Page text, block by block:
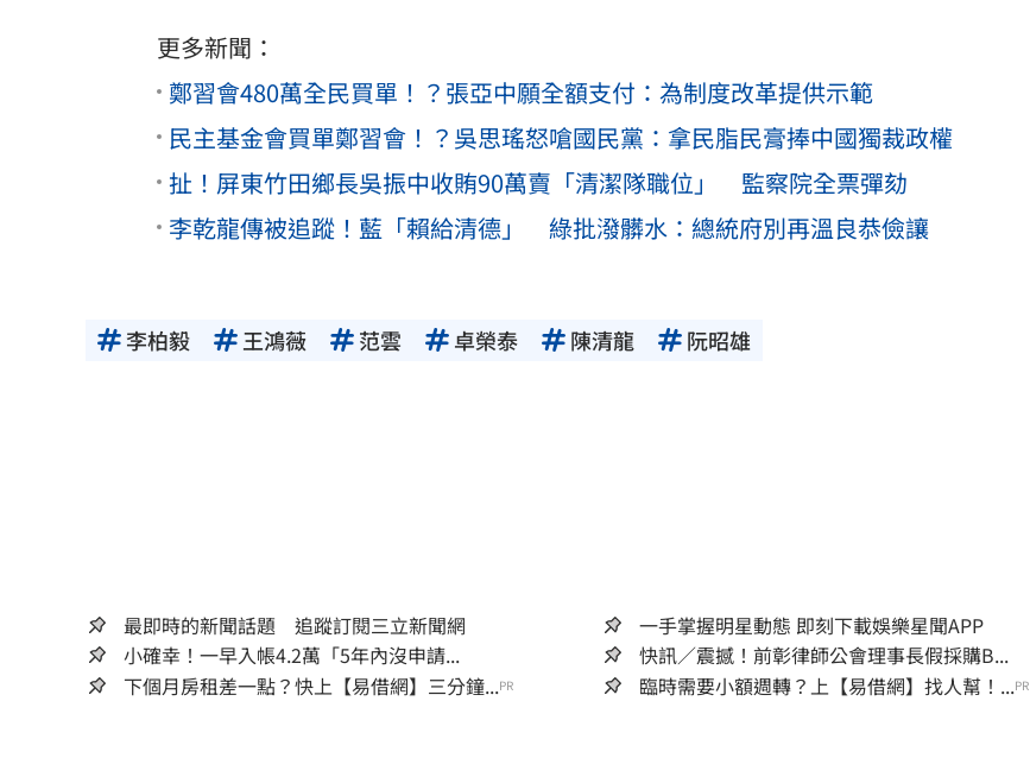
更多新聞：
鄭習會480萬全民買單！？張亞中願全額支付：為制度改革提供示範
民主基金會買單鄭習會！？吳思瑤怒嗆國民黨：拿民脂民膏捧中國獨裁政權
扯！屏東竹田鄉長吳振中收賄90萬賣「清潔隊職位」 監察院全票彈劾
李乾龍傳被追蹤！藍「賴給清德」 綠批潑髒水：總統府別再溫良恭儉讓
李柏毅 王鴻薇 范雲 卓榮泰 陳清龍 阮昭雄
最即時的新聞話題 追蹤訂閱三立新聞網
一手掌握明星動態 即刻下載娛樂星聞APP
小確幸！一早入帳4.2萬「5年內沒申請...
快訊／震撼！前彰律師公會理事長假採購B...
下個月房租差一點？快上【易借網】三分鐘...PR 臨時需要小額週轉？上【易借網】找人幫！...PR